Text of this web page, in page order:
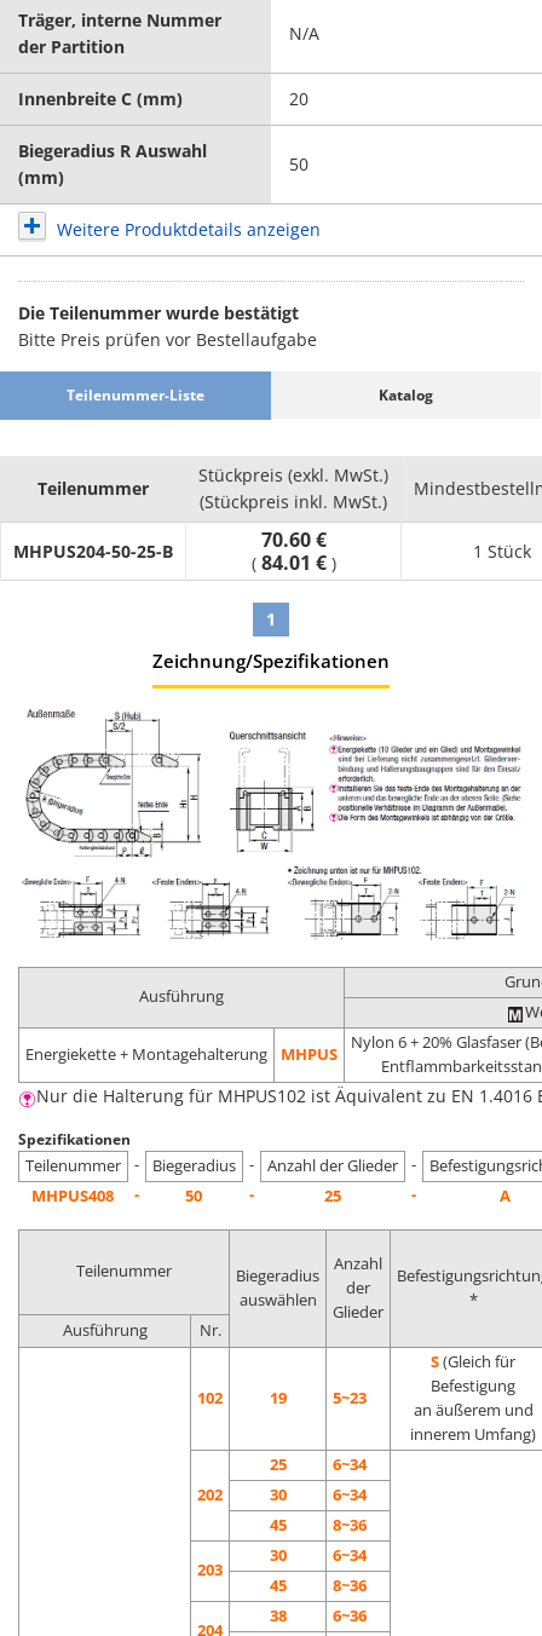
Träger, interne Nummer
der Partition
N/A
Innenbreite C (mm) 20
Biegeradius R Auswahl
(mm)
50
Weitere Produktdetails anzeigen
Die Teilenummer wurde bestätigt
Bitte Preis prüfen vor Bestellaufgabe
Teilenummer-Liste Katalog
Teilenummer
Stückpreis (exkl. MwSt.)
(Stückpreis inkl. MwSt.)
MHPUS204-50-25-B 70.60 €
( 84.01 € )
1 Stück
1
Zeichnung/Spezifikationen
Ausführung
Energiekette + Montagehalterung MHPUS
Nylon 6 + 20% Glasfaser
Nur die Halterung für MHPUS102 ist Äquivalent zu EN
Spezifikationen
Teilenummer
- Biegeradius - Anzahl der Glieder -
MHPUS408
- 50 - 25 - A
Teilenummer
Biegeradius
auswählen
Anzahl
der
Glieder
*
Ausführung
Nr.
102 19 5~23
S(Gleich für
Befestigung
an äußerem und
innerem Umfang)
202
25
6~34
30
6~34
45
8~36
203
30
6~34
45
8~36
204
38 6~36